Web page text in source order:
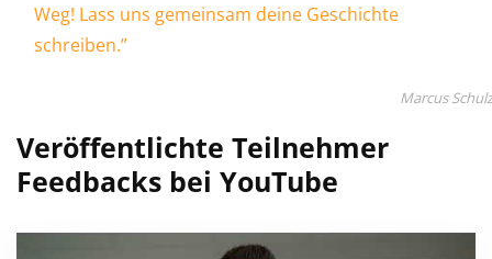
Weg! Lass uns gemeinsam deine Geschichte
schreiben.”
Marcus Schulz
Veröffentlichte Teilnehmer
Feedbacks bei YouTube